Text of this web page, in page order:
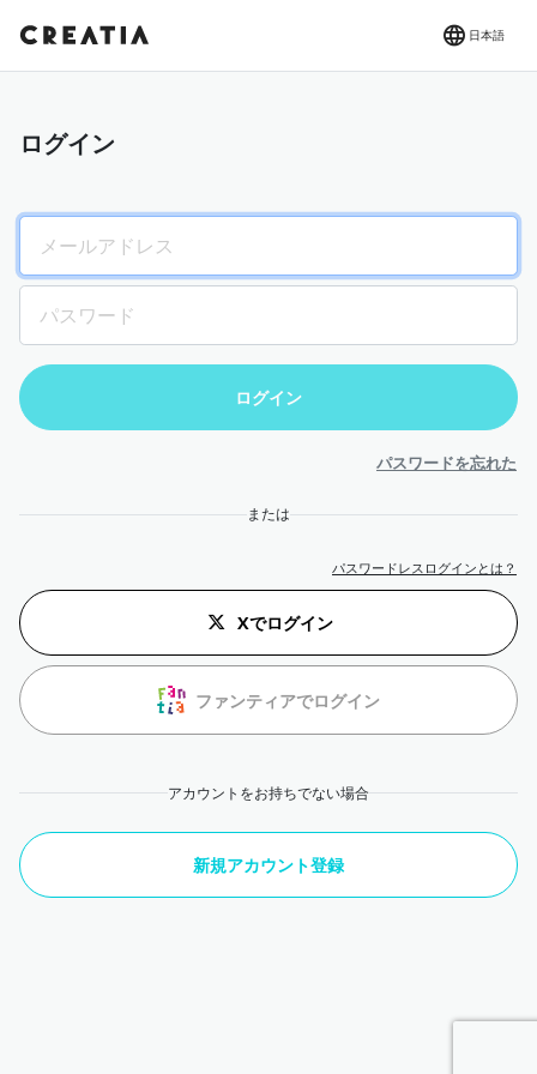
日本語
ログイン
パスワードを忘れた
または
パスワードレスログインとは？
Xでログイン
ファンティアでログイン
アカウントをお持ちでない場合
新規アカウント登録